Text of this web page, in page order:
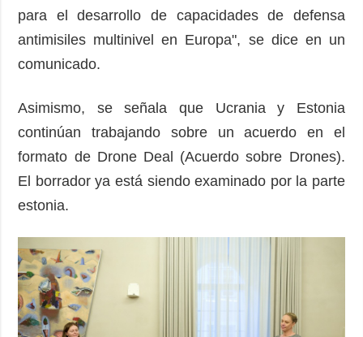
para el desarrollo de capacidades de defensa
antimisiles multinivel en Europa", se dice en un
comunicado.
Asimismo, se señala que Ucrania y Estonia
continúan trabajando sobre un acuerdo en el
formato de Drone Deal (Acuerdo sobre Drones).
El borrador ya está siendo examinado por la parte
estonia.